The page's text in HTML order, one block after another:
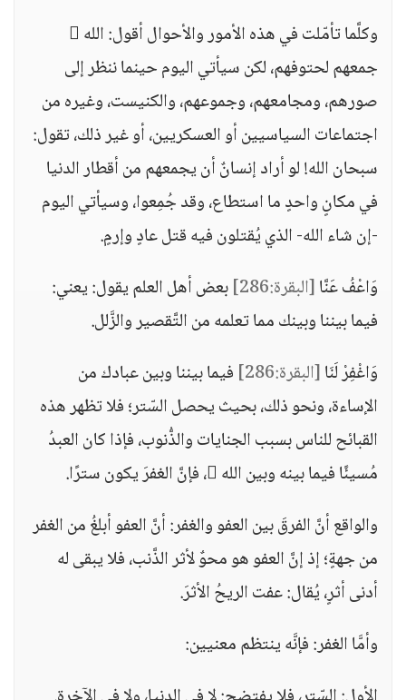
وكلَّما تأمّلت في هذه الأمور والأحوال أقول: الله 
جمعهم لحتوفهم، لكن سيأتي اليوم حينما ننظر إلى
صورهم، ومجامعهم، وجموعهم، والكنيست، وغيره من
اجتماعات السياسيين أو العسكريين، أو غير ذلك، تقول:
سبحان الله! لو أراد إنسانٌ أن يجمعهم من أقطار الدنيا
في مكانٍ واحدٍ ما استطاع، وقد جُمِعوا، وسيأتي اليوم
-إن شاء الله- الذي يُقتلون فيه قتل عادٍ وإرمٍ.
وَاعْفُ عَنَّا[البقرة:286]
بعض أهل العلم يقول: يعني:
فيما بيننا وبينك مما تعلمه من التَّقصير والزَّلل.
وَاغْفِرْ لَنَا[البقرة:286]
فيما بيننا وبين عبادك من
الإساءة، ونحو ذلك، بحيث يحصل السّتر؛ فلا تظهر هذه
القبائح للناس بسبب الجنايات والذُّنوب، فإذا كان العبدُ
مُسيئًا فيما بينه وبين الله ، فإنَّ الغفرَ يكون سترًا.
والواقع أنَّ الفرقَ بين العفو والغفر: أنَّ العفو أبلغُ من الغفر
من جهةٍ؛ إذ إنَّ العفو هو محوٌ لأثر الذَّنب، فلا يبقى له
أدنى أثرٍ، يُقال: عفت الريحُ الأثرَ.
وأمَّا الغفر: فإنَّه ينتظم معنيين: